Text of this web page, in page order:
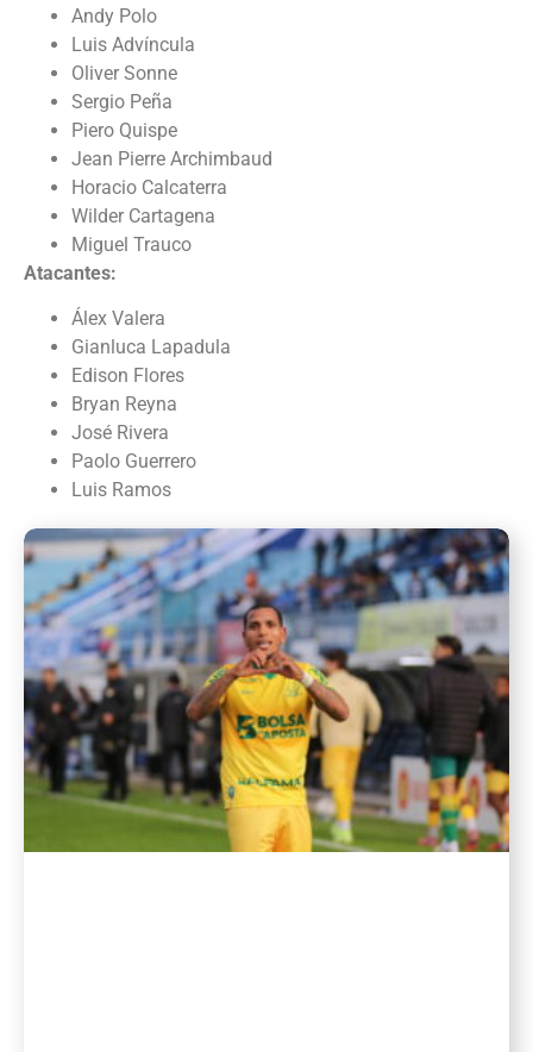
Andy Polo
Luis Advíncula
Oliver Sonne
Sergio Peña
Piero Quispe
Jean Pierre Archimbaud
Horacio Calcaterra
Wilder Cartagena
Miguel Trauco
Atacantes:
Álex Valera
Gianluca Lapadula
Edison Flores
Bryan Reyna
José Rivera
Paolo Guerrero
Luis Ramos